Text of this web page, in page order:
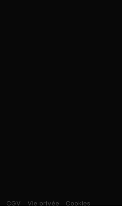
CGV Vie privée Cookies